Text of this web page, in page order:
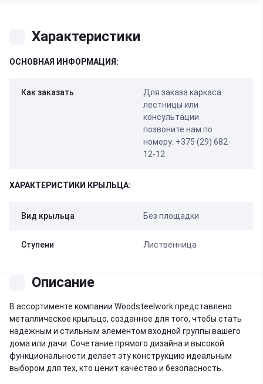
Характеристики
ОСНОВНАЯ ИНФОРМАЦИЯ:
Как заказать
Для заказа каркаса
лестницы или
консультации
позвоните нам по
номеру: +375 (29) 682-
12-12
ХАРАКТЕРИСТИКИ КРЫЛЬЦА:
Вид крыльца Без площадки
Ступени Лиственница
Описание
В ассортименте компании Woodsteelwork представлено
металлическое крыльцо, созданное для того, чтобы стать
надежным и стильным элементом входной группы вашего
дома или дачи. Сочетание прямого дизайна и высокой
функциональности делает эту конструкцию идеальным
выбором для тех, кто ценит качество и безопасность.